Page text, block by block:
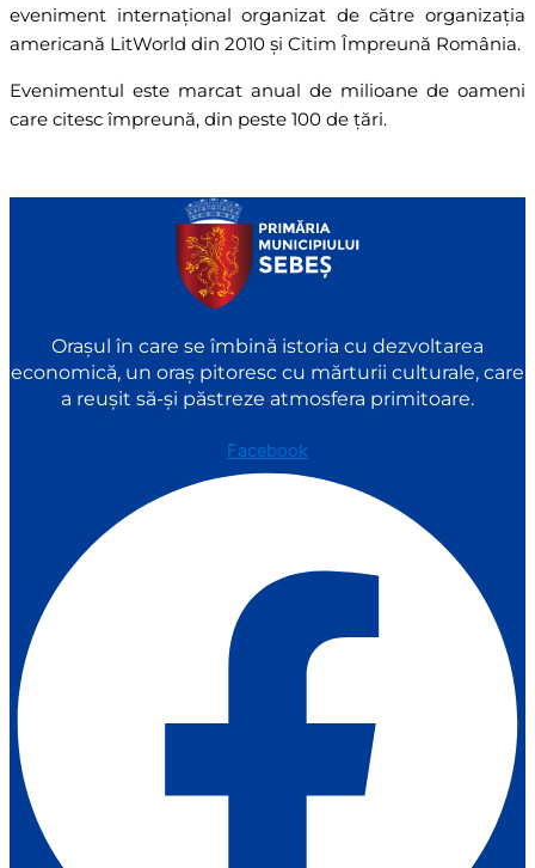
eveniment internațional organizat de către organizația
americană LitWorld din 2010 și Citim Împreună România.
Evenimentul este marcat anual de milioane de oameni
care citesc împreună, din peste 100 de țări.
Orașul în care se îmbină istoria cu dezvoltarea
economică, un oraș pitoresc cu mărturii culturale, care
a reușit să-și păstreze atmosfera primitoare.
Facebook